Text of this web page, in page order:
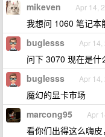
mikeven Apr 14,
我想问 1060 笔记
buglesss Apr 14,
问下 3070 现在是什
buglesss Apr 14,
魔幻的显卡市场
marcong95 Apr
看你们出得这么嗨